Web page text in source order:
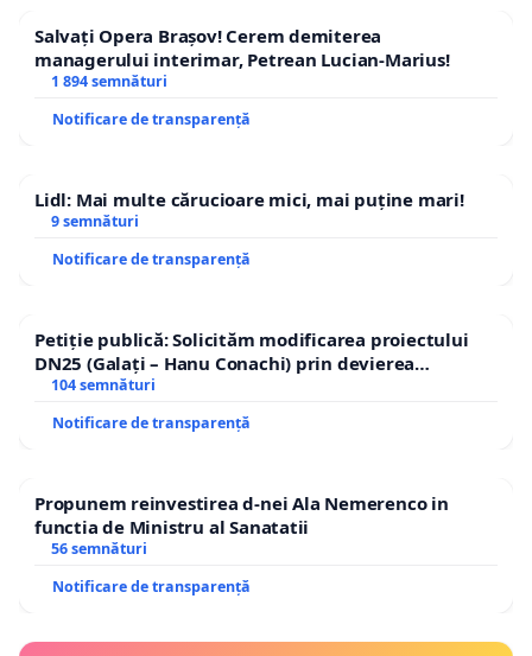
Salvați Opera Brașov! Cerem demiterea
managerului interimar, Petrean Lucian-Marius!
1 894 semnături
Notificare de transparență
Lidl: Mai multe cărucioare mici, mai puține mari!
9 semnături
Notificare de transparență
Petiție publică: Solicităm modificarea proiectului
DN25 (Galați – Hanu Conachi) prin devierea
traseului în afara localităților!
104 semnături
Notificare de transparență
Propunem reinvestirea d-nei Ala Nemerenco in
functia de Ministru al Sanatatii
56 semnături
Notificare de transparență